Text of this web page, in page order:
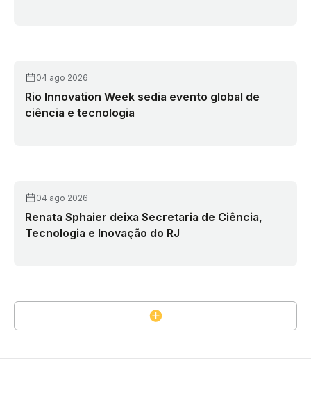
04 ago 2026
Rio Innovation Week sedia evento global de
ciência e tecnologia
04 ago 2026
Renata Sphaier deixa Secretaria de Ciência,
Tecnologia e Inovação do RJ